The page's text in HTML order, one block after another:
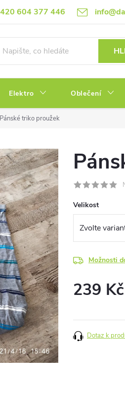
604 377 446
obchodu Obchodní podmínky
Elektro Oblečení
Pánské triko proužek
Velikost
Možnosti
239 Kč
Dotaz k